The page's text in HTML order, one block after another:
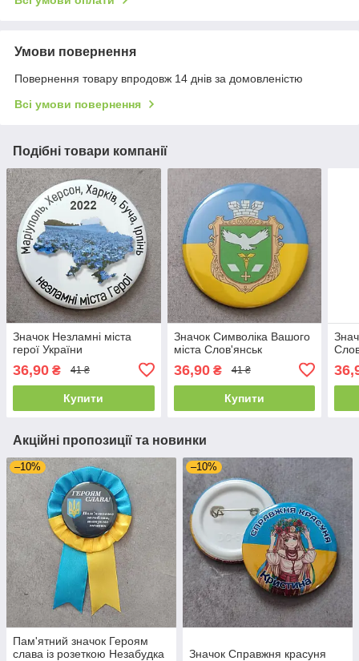
Умови повернення
Повернення товару впродовж 14 днів за домовленістю
Всі умови повернення
Подібні товари компанії
Значок Незламні міста
герої України
36,90 ₴ 41 ₴
Купити
Значок Символіка Вашого
міста Слов'янськ
36,90₴ 41 ₴
Купити
Акційні пропозиції та новинки
–10%
Пам'ятний значок Героям
слава із розеткою Незабудка
–10%
Значок Справжня красуня